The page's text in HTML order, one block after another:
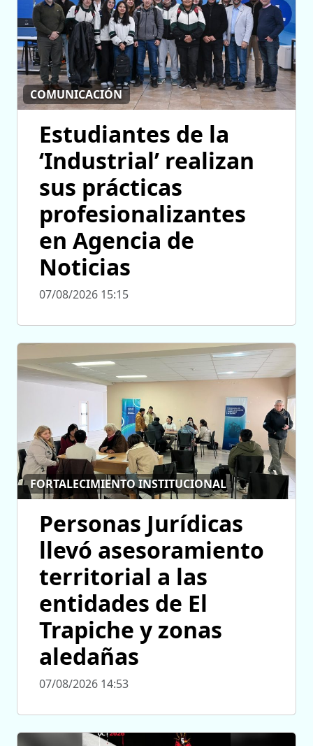
COMUNICACIÓN
Estudiantes de la
‘Industrial’ realizan
sus prácticas
profesionalizantes
en Agencia de
Noticias
07/08/2026 15:15
FORTALECIMIENTO INSTITUCIONAL
Personas Jurídicas
llevó asesoramiento
territorial a las
entidades de El
Trapiche y zonas
aledañas
07/08/2026 14:53